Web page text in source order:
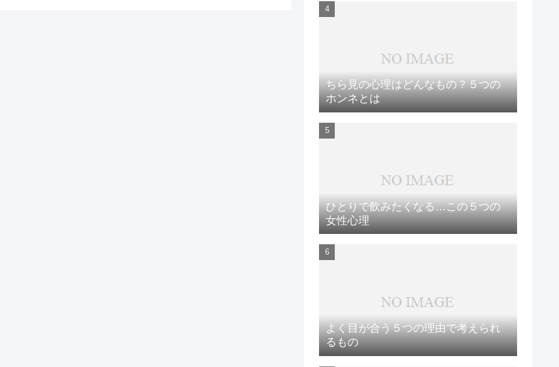
ちら見の心理はどんなもの？５つの
ホンネとは
ひとりで飲みたくなる…この５つの
女性心理
よく目が合う５つの理由で考えられ
るもの